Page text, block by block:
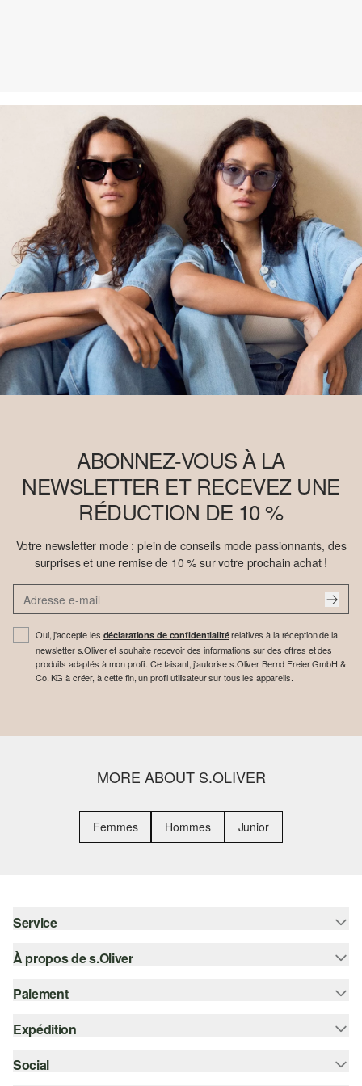
ABONNEZ-VOUS À LA
NEWSLETTER ET RECEVEZ UNE
RÉDUCTION DE 10 %
Votre newsletter mode : plein de conseils mode passionnants, des
surprises et une remise de 10 % sur votre prochain achat !
Oui, j'accepte les déclarations de confidentialitérelatives à la réception de la
newsletter s.Oliver et souhaite recevoir des informations sur des offres et des
produits adaptés à mon profil. Ce faisant, j'autorise s.Oliver Bernd Freier GmbH &
Co. KG à créer, à cette fin, un profil utilisateur sur tous les appareils.
MORE ABOUT S.OLIVER
Femmes Hommes Junior
Service
Aide - FAQ
À propos de s.Oliver
S'abonner à la Newsletter
s.Oliver Card
Paiement
Sur facture
Expédition
Suivi de colis
Social